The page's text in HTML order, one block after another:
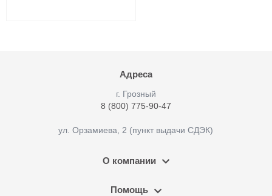
Адреса
г. Грозный
8 (800) 775-90-47
ул. Орзамиева, 2 (пункт выдачи СДЭК)
О компании
Помощь